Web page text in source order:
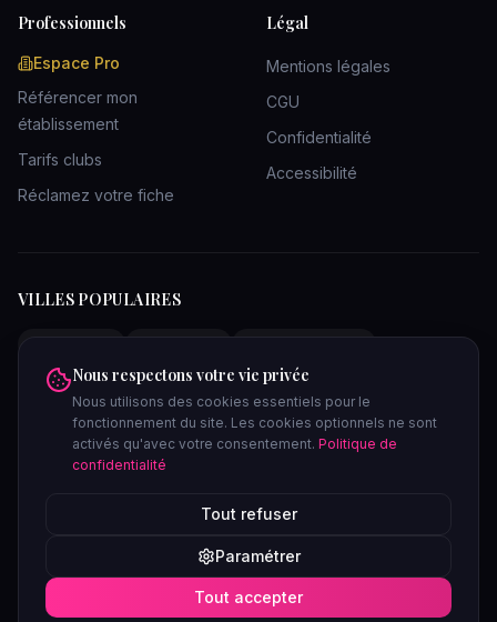
Professionnels
Espace Pro
Référencer mon
établissement
Tarifs clubs
Réclamez votre fiche
Légal
Mentions légales
CGU
Confidentialité
Accessibilité
VILLES POPULAIRES
Clubs Marseille
Clubs Toulouse
Clubs Nantes
Clubs Strasbourg
Clubs Nice
Clubs Bruxelles
Saunas Paris Saunas Lyon
lieux-libertins
2026lieux-libertins.com. Tous droits réservés. Site réservé aux
Nous respectons votre vie privée
Nous utilisons des cookies essentiels pour le
fonctionnement du site. Les cookies optionnels ne sont
activés qu'avec votre consentement. Politique de
confidentialité
Tout refuser
Paramétrer
Tout accepter